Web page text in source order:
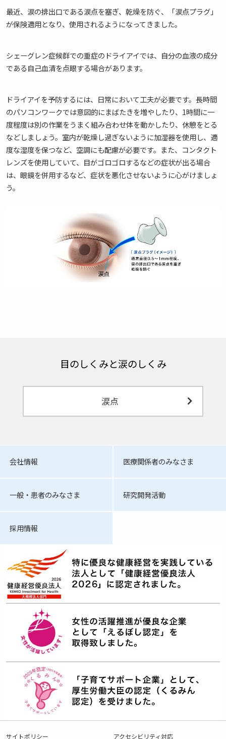
最近、涙の排出口である涙点を塞ぎ、乾燥を防ぐ、「涙点プラグ」
が保険適用となり、使用されるようになってきました。
シェーグレン症候群での重症のドライアイでは、自分の血液の成分
である自己血清を点眼する場合があります。
ドライアイを予防するには、日常において工夫が必要です。長時間
のパソコンワークでは意図的にまばたきを増やしたり、1時間に一
度程度は別の作業をうまく組み合わせ体を動かしたり、休憩をとる
などしましょう。室内が乾燥し過ぎないように加湿器を使用し、適
度な湿度を保つなど、空調にも配慮が必要です。また、コンタクト
レンズを使用していて、目がゴロゴロするなどの症状が出る場合
は、眼鏡を併用するなど、症状を悪化させないように心がけましょ
う。
目のしくみと涙のしくみ
涙点
会社情報 医療関係者のみなさま
一般・患者のみなさま 研究開発活動
採用情報
サイトポリシー アクセシビリティ対応